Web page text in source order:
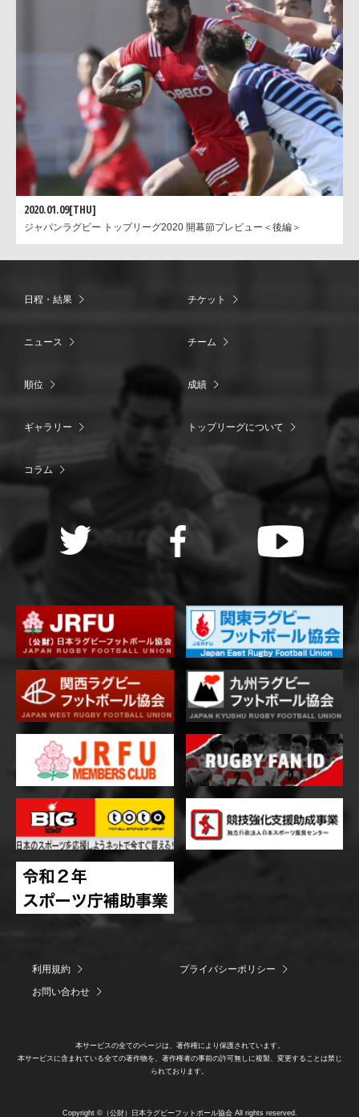
2020.01.09[THU]
ジャパンラグビー トップリーグ2020 開幕節プレビュー＜後編＞
日程・結果 チケット
ニュース チーム
順位 成績
ギャラリー トップリーグについて
コラム
利用規約
プライバシーポリシー
お問い合わせ
本サービスの全てのページは、著作権により保護されています。
本サービスに含まれている全ての著作物を、著作権者の事前の許可無しに複製、変更することは禁じ
られております。
Copyright ©（公財）日本ラグビーフットボール協会 All rights reserved.